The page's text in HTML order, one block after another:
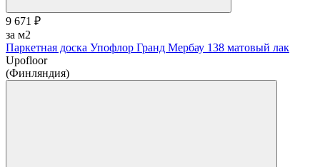
9 671 ₽
за м2
Паркетная доска Упофлор Гранд Мербау 138 матовый лак
Upofloor
(Финляндия)